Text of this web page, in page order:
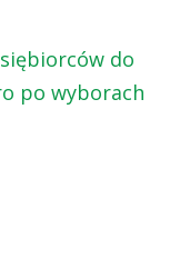
do
po wyborach